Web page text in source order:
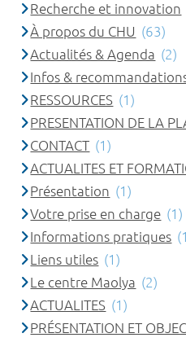
Recherche et innovation
À propos du CHU (63)
Actualités & Agenda (2)
Infos &
RESSOURCES (1)
PRESENTATION DE LA
CONTACT (1)
ACTUALITES ET
Présentation (1)
Votre prise en charge (1)
Informations pratiques
Liens utiles (1)
Le centre Maolya (2)
ACTUALITES (1)
PRÉSENTATION ET